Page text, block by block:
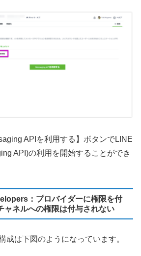
APIを利用する】ボタンでLINE
API)の利用を開始することができ
：プロバイダーに権限を付
ャネルへの権限は付与されない
成は下図のようになっています。